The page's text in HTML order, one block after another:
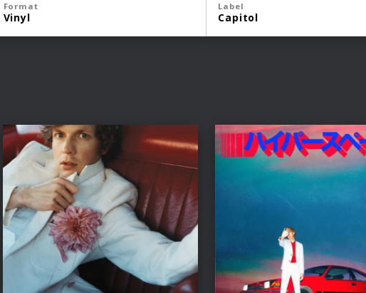
Format
Vinyl
Label
Capitol